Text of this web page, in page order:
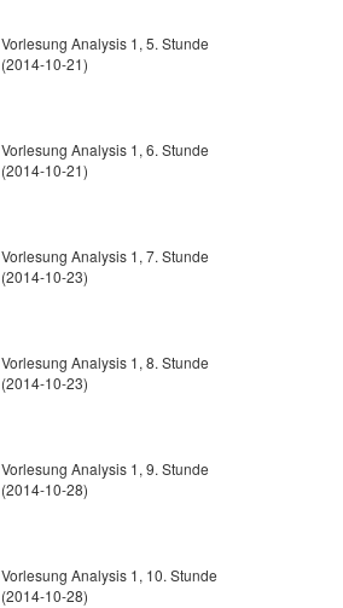
Vorlesung Analysis 1, 5. Stunde
(2014-10-21)
Vorlesung Analysis 1, 6. Stunde
(2014-10-21)
Vorlesung Analysis 1, 7. Stunde
(2014-10-23)
Vorlesung Analysis 1, 8. Stunde
(2014-10-23)
Vorlesung Analysis 1, 9. Stunde
(2014-10-28)
Vorlesung Analysis 1, 10. Stunde
(2014-10-28)